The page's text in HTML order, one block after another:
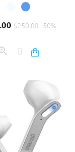
$250.00 -50%